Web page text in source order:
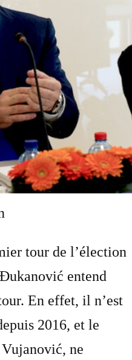
tour de l’élection
entend
En effet, il n’est
2016, et le
ne